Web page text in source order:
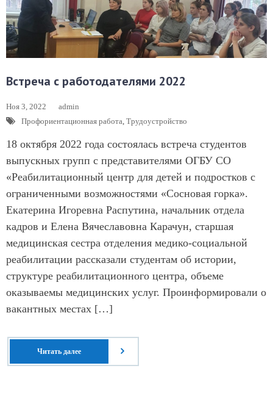
Встреча с работодателями 2022
Ноя 3, 2022
admin
Профориентационная работа Трудоустройство
18 октября 2022 года состоялась встреча студентов
выпускных групп с представителями ОГБУ СО
«Реабилитационный центр для детей и подростков с
ограниченными возможностями «Сосновая горка».
Екатерина Игоревна Распутина, начальник отдела
кадров и Елена Вячеславовна Карачун, старшая
медицинская сестра отделения медико-социальной
реабилитации рассказали студентам об истории,
структуре реабилитационного центра, объеме
оказываемы медицинских услуг. Проинформировали о
вакантных местах […]
Читать далее